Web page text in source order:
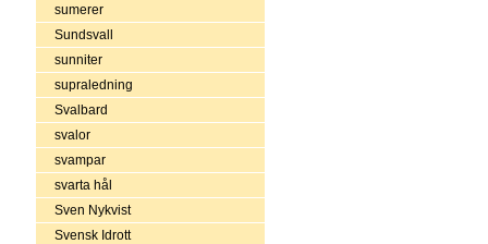
sumerer
Sundsvall
sunniter
supraledning
Svalbard
svalor
svampar
svarta hål
Sven Nykvist
Svensk Idrott